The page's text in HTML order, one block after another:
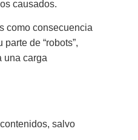
causados.
como consecuencia
de “robots”,
una carga
salvo